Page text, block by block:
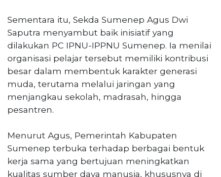
Sementara itu, Sekda Sumenep Agus Dwi
Saputra menyambut baik inisiatif yang
dilakukan PC IPNU-IPPNU Sumenep. Ia menilai
organisasi pelajar tersebut memiliki kontribusi
besar dalam membentuk karakter generasi
muda, terutama melalui jaringan yang
menjangkau sekolah, madrasah, hingga
pesantren.
Menurut Agus, Pemerintah Kabupaten
Sumenep terbuka terhadap berbagai bentuk
kerja sama yang bertujuan meningkatkan
kualitas sumber daya manusia, khususnya di